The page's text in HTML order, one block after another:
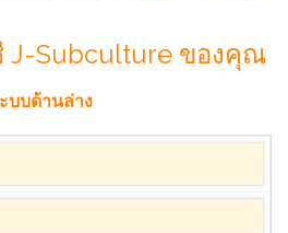
J-Subculture ของคุณ
บบด้านล่าง